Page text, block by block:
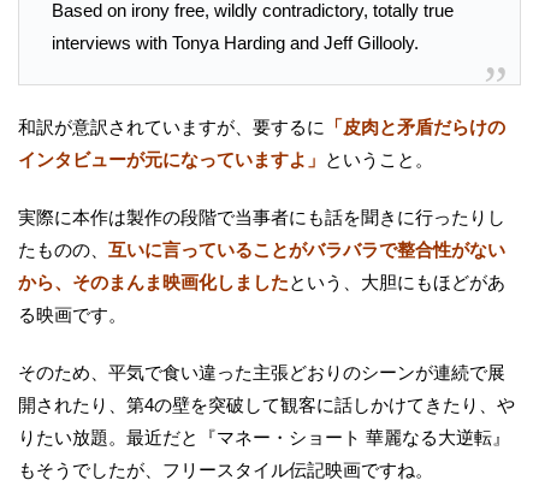
Based on irony free, wildly contradictory, totally true
interviews with Tonya Harding and Jeff Gillooly.
和訳が意訳されていますが、要するに
「皮肉と矛盾だらけの
インタビューが元になっていますよ」 ということ。
実際に本作は製作の段階で当事者にも話を聞きに行ったりし
たものの、 互いに言っていることがバラバラで整合性がない
から、そのまんま映画化しましたという、大胆にもほどがあ
る映画です。
そのため、平気で食い違った主張どおりのシーンが連続で展
開されたり、第4の壁を突破して観客に話しかけてきたり、や
りたい放題。最近だと『マネー・ショート 華麗なる大逆転』
もそうでしたが、フリースタイル伝記映画ですね。